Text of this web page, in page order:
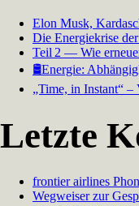
Elon Musk,
Die Energiekrise
Teil 2 — Wie
🛢️Energie:
„Time, in Instant“ –
Letzte
frontier airlines
Wegweiser zur